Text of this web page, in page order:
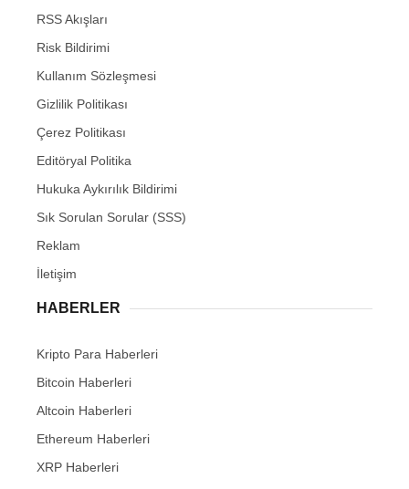
RSS Akışları
Risk Bildirimi
Kullanım Sözleşmesi
Gizlilik Politikası
Çerez Politikası
Editöryal Politika
Hukuka Aykırılık Bildirimi
Sık Sorulan Sorular (SSS)
Reklam
İletişim
HABERLER
Kripto Para Haberleri
Bitcoin Haberleri
Altcoin Haberleri
Ethereum Haberleri
XRP Haberleri